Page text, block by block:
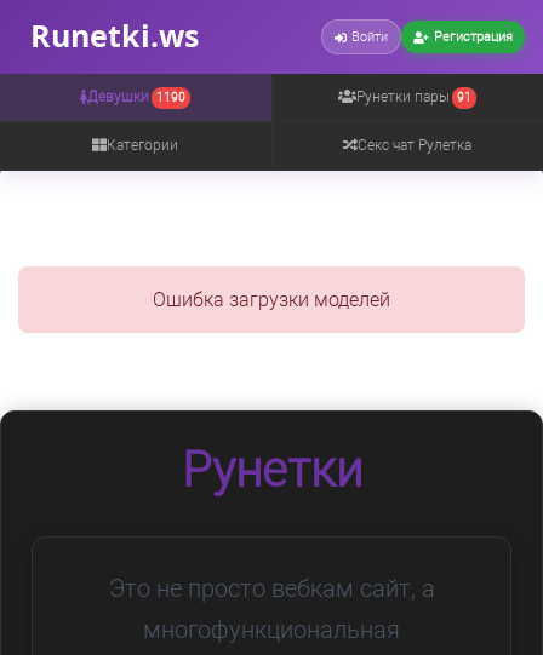
Runetki.ws Войти Регистрация
Девушки 1190 Рунетки пары 91
Категории Секс чат Рулетка
Ошибка загрузки моделей
Рунетки
Это не просто вебкам сайт, а
многофункциональная